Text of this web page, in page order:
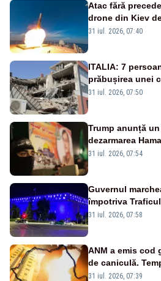
Atac fără
drone din Kiev
americană,
31 iul. 2026, 07:40
ITALIA: 7
prăbușirea unei
31 iul. 2026, 07:50
Trump anunță
dezarmarea
Israelului rămâne
31 iul. 2026, 07:54
Guvernul
împotriva
Victoria, iluminat
31 iul. 2026, 07:58
ANM a emis cod
de caniculă.
de grade, iar
31 iul. 2026, 07:39